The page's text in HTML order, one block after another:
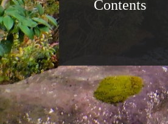
Contents